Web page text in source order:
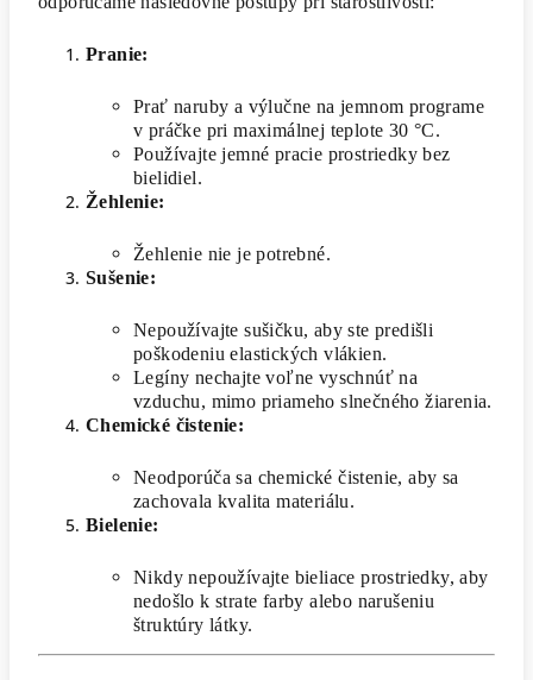
Pranie:
Prať naruby a výlučne na jemnom programe
v práčke pri maximálnej teplote 30 °C.
Používajte jemné pracie prostriedky bez
bielidiel.
Žehlenie:
Žehlenie nie je potrebné.
Sušenie:
Nepoužívajte sušičku, aby ste predišli
poškodeniu elastických vlákien.
Legíny nechajte voľne vyschnúť na
vzduchu, mimo priameho slnečného žiarenia.
Chemické čistenie:
Neodporúča sa chemické čistenie, aby sa
zachovala kvalita materiálu.
Bielenie:
Nikdy nepoužívajte bieliace prostriedky, aby
nedošlo k strate farby alebo narušeniu
štruktúry látky.